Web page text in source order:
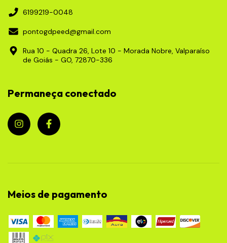
6199219-0048
pontogdpeed@gmail.com
Rua 10 - Quadra 26, Lote 10 - Morada Nobre, Valparaíso
de Goiás - GO, 72870-336
Permaneça conectado
Meios de pagamento